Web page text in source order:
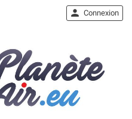
 Connexion